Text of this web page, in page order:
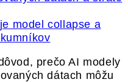
model collapse a
prečo AI modely
dátach môžu